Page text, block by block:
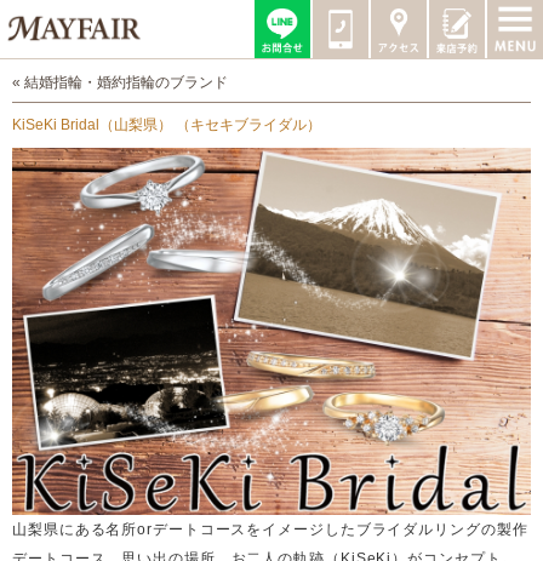
« 結婚指輪・婚約指輪のブランド
KiSeKi Bridal（山梨県） （キセキブライダル）
山梨県にある名所orデートコースをイメージしたブライダルリングの製作